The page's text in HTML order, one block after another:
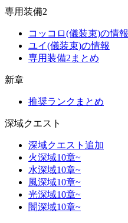
専用装備2
コッコロ(儀装束)の情報
ユイ(儀装束)の情報
専用装備2まとめ
新章
推奨ランクまとめ
深域クエスト
深域クエスト追加
火深域10章~
水深域10章~
風深域10章~
光深域10章~
闇深域10章~